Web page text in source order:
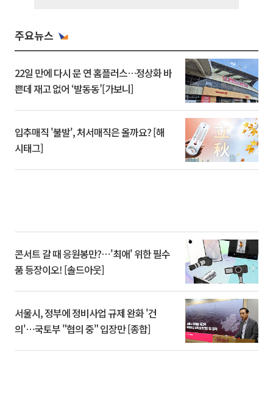
주요뉴스
22일 만에 다시 문 연 홈플러스…정상화 바
쁜데 재고 없어 ‘발동동’[가보니]
입추매직 '불발', 처서매직은 올까요? [해
시태그]
콘서트 갈 때 응원봉만?⋯'최애' 위한 필수
품 등장이오! [솔드아웃]
서울시, 정부에 정비사업 규제 완화 '건
의'⋯국토부 "협의 중" 입장만 [종합]